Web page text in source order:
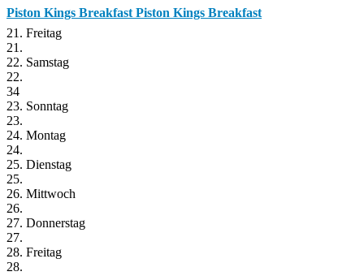
Piston Kings Breakfast Piston Kings Breakfast
21. Freitag
21.
22. Samstag
22.
34
23. Sonntag
23.
24. Montag
24.
25. Dienstag
25.
26. Mittwoch
26.
27. Donnerstag
27.
28. Freitag
28.